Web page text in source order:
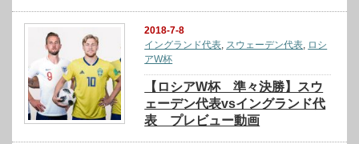
2018-7-8
イングランド代表, スウェーデン代表, ロシ
アW杯
【ロシアW杯 準々決勝】スウ
ェーデン代表vsイングランド代
表 プレビュー動画